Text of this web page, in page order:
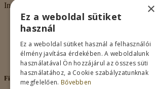
Információk
Rólunk
Adatkezelés
Vásárlási feltételek
Nagykereskedelem
Kapcsolat
Fiókom
×
Ez a weboldal sütiket
használ
Ez a weboldal sütiket használ a felhasználói
élmény javítása érdekében. A weboldalunk
használatával Ön hozzájárul az összes süti
használatához, a Cookie szabályzatunknak
megfelelően. Bővebben